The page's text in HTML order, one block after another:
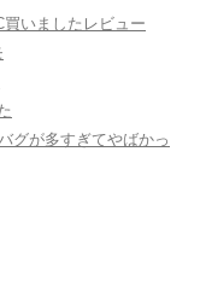
いましたレビュー
グが多すぎてやばかっ